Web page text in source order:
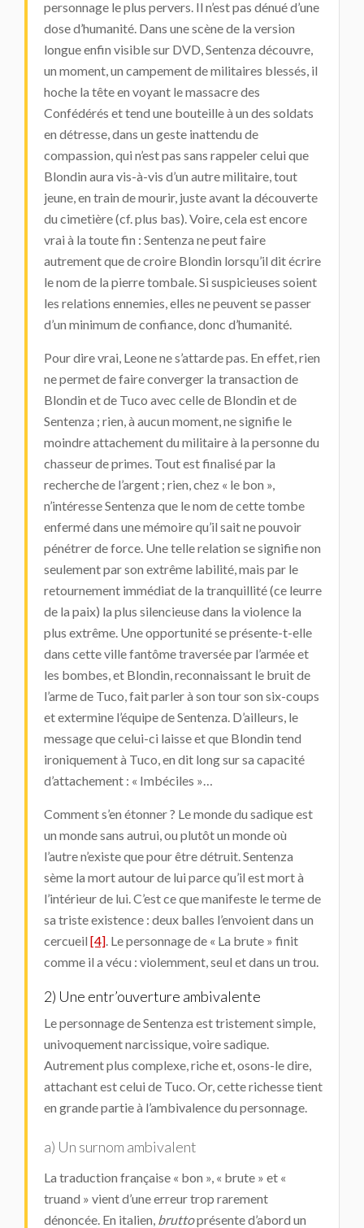
personnage le plus pervers. Il n’est pas dénué d’une
dose d’humanité. Dans une scène de la version
longue enfin visible sur DVD, Sentenza découvre,
un moment, un campement de militaires blessés, il
hoche la tête en voyant le massacre des
Confédérés et tend une bouteille à un des soldats
en détresse, dans un geste inattendu de
compassion, qui n’est pas sans rappeler celui que
Blondin aura vis-à-vis d’un autre militaire, tout
jeune, en train de mourir, juste avant la découverte
du cimetière (cf. plus bas). Voire, cela est encore
vrai à la toute fin : Sentenza ne peut faire
autrement que de croire Blondin lorsqu’il dit écrire
le nom de la pierre tombale. Si suspicieuses soient
les relations ennemies, elles ne peuvent se passer
d’un minimum de confiance, donc d’humanité.
Pour dire vrai, Leone ne s’attarde pas. En effet, rien
ne permet de faire converger la transaction de
Blondin et de Tuco avec celle de Blondin et de
Sentenza ; rien, à aucun moment, ne signifie le
moindre attachement du militaire à la personne du
chasseur de primes. Tout est finalisé par la
recherche de l’argent ; rien, chez « le bon »,
n’intéresse Sentenza que le nom de cette tombe
enfermé dans une mémoire qu’il sait ne pouvoir
pénétrer de force. Une telle relation se signifie non
seulement par son extrême labilité, mais par le
retournement immédiat de la tranquillité (ce leurre
de la paix) la plus silencieuse dans la violence la
plus extrême. Une opportunité se présente-t-elle
dans cette ville fantôme traversée par l’armée et
les bombes, et Blondin, reconnaissant le bruit de
l’arme de Tuco, fait parler à son tour son six-coups
et extermine l’équipe de Sentenza. D’ailleurs, le
message que celui-ci laisse et que Blondin tend
ironiquement à Tuco, en dit long sur sa capacité
d’attachement : « Imbéciles »…
Comment s’en étonner ? Le monde du sadique est
un monde sans autrui, ou plutôt un monde où
l’autre n’existe que pour être détruit. Sentenza
sème la mort autour de lui parce qu’il est mort à
l’intérieur de lui. C’est ce que manifeste le terme de
sa triste existence : deux balles l’envoient dans un
cercueil [4]. Le personnage de « La brute » finit
comme il a vécu : violemment, seul et dans un trou.
2) Une entr’ouverture ambivalente
Le personnage de Sentenza est tristement simple,
univoquement narcissique, voire sadique.
Autrement plus complexe, riche et, osons-le dire,
attachant est celui de Tuco. Or, cette richesse tient
en grande partie à l’ambivalence du personnage.
a) Un surnom ambivalent
La traduction française « bon », « brute » et «
truand » vient d’une erreur trop rarement
dénoncée. En italien, bruttoprésente d’abord un